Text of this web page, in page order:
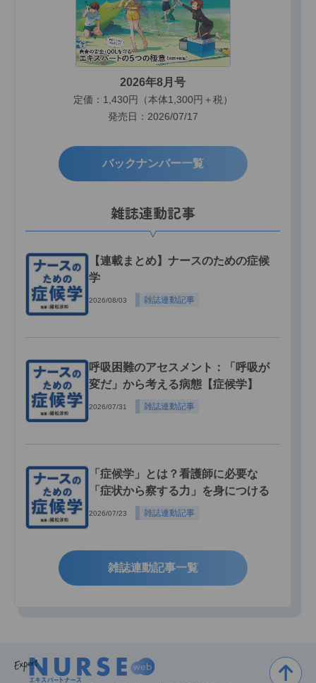
2026年8月号
定価：1,430円（本体1,300円＋税）
発売日：2026/07/17
バックナンバー一覧
雑誌連動記事
【連載まとめ】ナースのための症候
学
2026/08/03 雑誌連動記事
呼吸困難のアセスメント：「呼吸が
変だ」から考える病態【症候学】
2026/07/31 雑誌連動記事
「症候学」とは？看護師に必要な
「症状から察する力」を身につける
2026/07/23 雑誌連動記事
雑誌連動記事一覧